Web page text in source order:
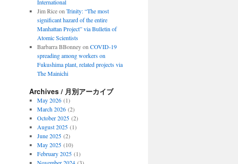
International
Jim Riceon Trinity: “The most
significant hazard of the entire
Manhattan Project” via Bulletin of
Atomic Scientists
Barbarra BBonneyon COVID-19
spreading among workers on
Fukushima plant, related projects via
The Mainichi
Archives / 月別アーカイブ
May 2026(1)
March 2026(2)
October 2025(2)
August 2025(1)
June 2025(2)
May 2025(10)
February 2025(1)